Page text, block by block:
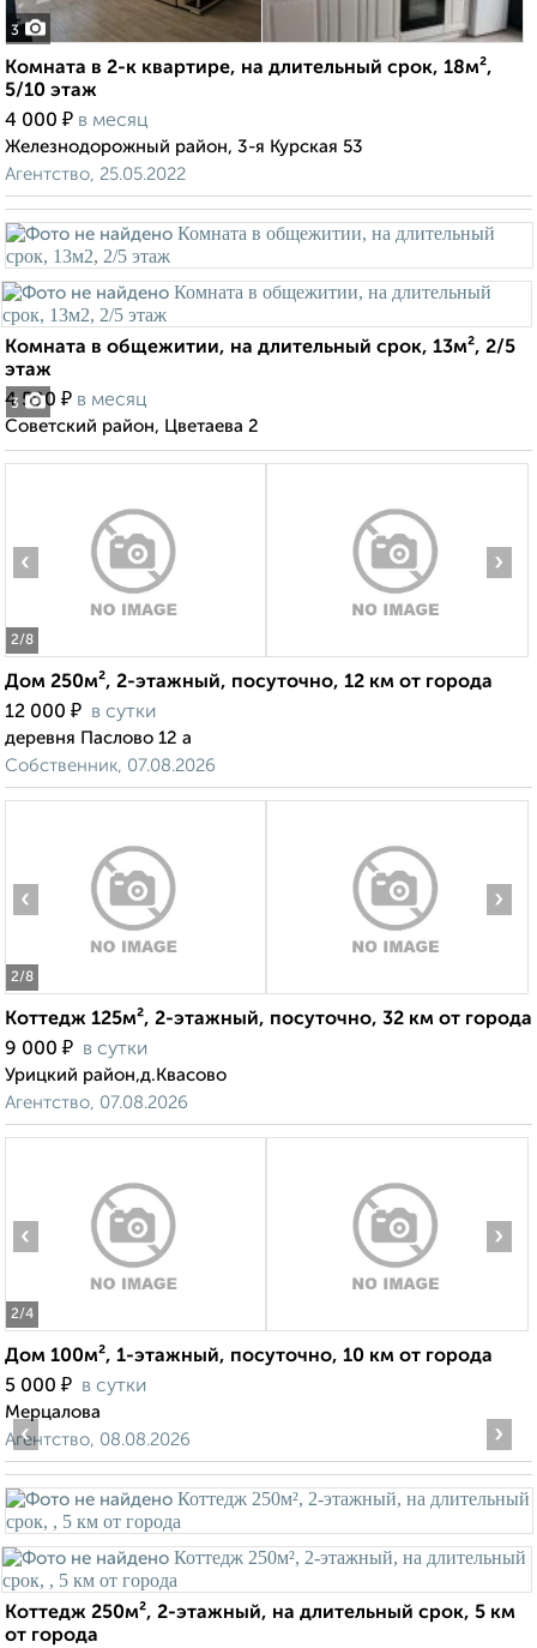
3
Комната в 2-к квартире, на длительный срок, 18м²,
5/10 этаж
4 000 ₽ в месяц
Железнодорожный район, 3-я Курская 53
Агентство, 25.05.2022
3
Комната в общежитии, на длительный срок, 13м², 2/5
этаж
4 500 ₽ в месяц
Советский район, Цветаева 2
2/8
‹ ›
Дом 250м², 2-этажный, посуточно, 12 км от города
12 000 ₽ в сутки
деревня Паслово 12 а
Собственник, 07.08.2026
2/8
‹ ›
Коттедж 125м², 2-этажный, посуточно, 32 км от города
9 000 ₽ в сутки
Урицкий район,д.Квасово
Агентство, 07.08.2026
2/4
‹ ›
Дом 100м², 1-этажный, посуточно, 10 км от города
5 000 ₽ в сутки
Мерцалова
Агентство, 08.08.2026
‹ ›
Коттедж 250м², 2-этажный, на длительный срок, 5 км
от города